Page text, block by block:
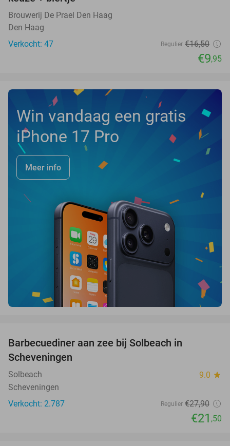
Brouwerij De Prael Den Haag
Den Haag
Verkocht: 47
Regulier €16,50
€9,95
Win vandaag een gratis
iPhone 17 Pro
Meer info
Barbecuediner aan zee bij Solbeach in
Scheveningen
Solbeach 9.0 star
Scheveningen
Verkocht: 2.787
Regulier €27,90
€21 ,50